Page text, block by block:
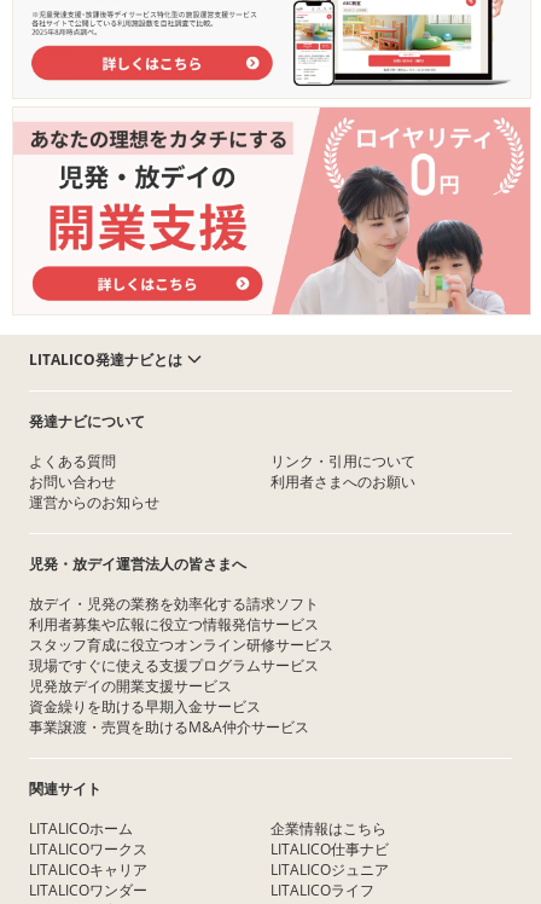
LITALICO発達ナビとは
発達ナビについて
よくある質問
お問い合わせ
運営からのお知らせ
リンク・引用について
利用者さまへのお願い
児発・放デイ運営法人の皆さまへ
放デイ・児発の業務を効率化する請求ソフト
利用者募集や広報に役立つ情報発信サービス
スタッフ育成に役立つオンライン研修サービス
現場ですぐに使える支援プログラムサービス
児発放デイの開業支援サービス
資金繰りを助ける早期入金サービス
事業譲渡・売買を助けるM&A仲介サービス
関連サイト
LITALICOホーム
LITALICOワークス
LITALICOキャリア
LITALICOワンダー
企業情報はこちら
LITALICO仕事ナビ
LITALICOジュニア
LITALICOライフ